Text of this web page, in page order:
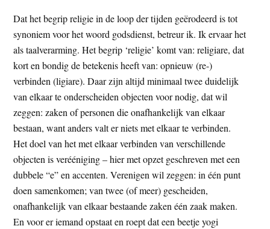
Dat het begrip religie in de loop der tijden geërodeerd is tot
synoniem voor het woord godsdienst, betreur ik. Ik ervaar het
als taalverarming. Het begrip ‘religie’ komt van: religiare, dat
kort en bondig de betekenis heeft van: opnieuw (re-)
verbinden (ligiare). Daar zijn altijd minimaal twee duidelijk
van elkaar te onderscheiden objecten voor nodig, dat wil
zeggen: zaken of personen die onafhankelijk van elkaar
bestaan, want anders valt er niets met elkaar te verbinden.
Het doel van het met elkaar verbinden van verschillende
objecten is verééniging – hier met opzet geschreven met een
dubbele “e” en accenten. Verenigen wil zeggen: in één punt
doen samenkomen; van twee (of meer) gescheiden,
onafhankelijk van elkaar bestaande zaken één zaak maken.
En voor er iemand opstaat en roept dat een beetje yogi